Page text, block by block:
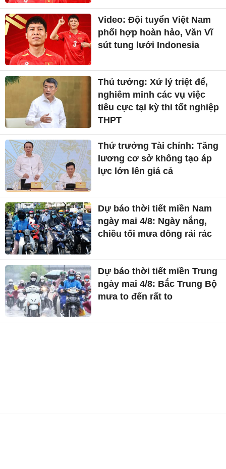
Video: Đội tuyển Việt Nam
phối hợp hoàn hảo, Văn Vĩ
sút tung lưới Indonesia
Thủ tướng: Xử lý triệt để,
nghiêm minh các vụ việc
tiêu cực tại kỳ thi tốt nghiệp
THPT
Thứ trưởng Tài chính: Tăng
lương cơ sở không tạo áp
lực lớn lên giá cả
Dự báo thời tiết miền Nam
ngày mai 4/8: Ngày nắng,
chiều tối mưa dông rải rác
Dự báo thời tiết miền Trung
ngày mai 4/8: Bắc Trung Bộ
mưa to đến rất to